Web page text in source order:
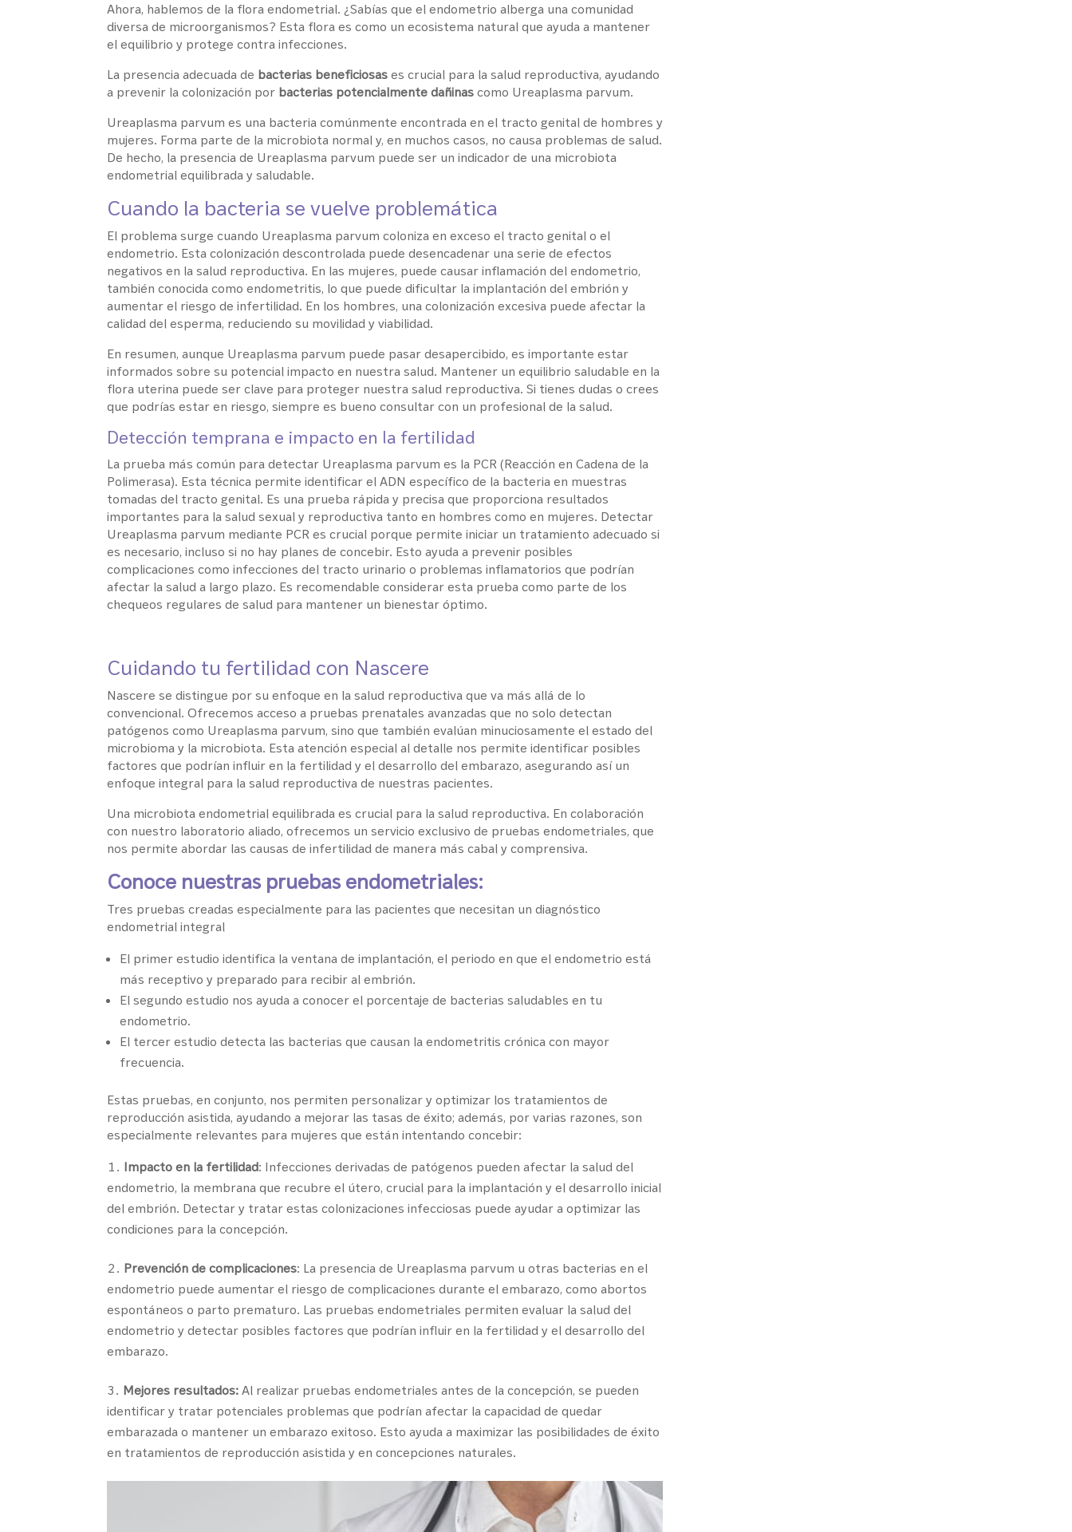
Ahora, hablemos de la flora endometrial. ¿Sabías que el endometrio alberga una comunidad
diversa de microorganismos? Esta flora es como un ecosistema natural que ayuda a mantener
el equilibrio y protege contra infecciones.
La presencia adecuada de bacterias beneficiosas es crucial para la salud reproductiva, ayudando
a prevenir la colonización por bacterias potencialmente dañinas como Ureaplasma parvum.
Ureaplasma parvum es una bacteria comúnmente encontrada en el tracto genital de hombres y
mujeres. Forma parte de la microbiota normal y, en muchos casos, no causa problemas de salud.
De hecho, la presencia de Ureaplasma parvum puede ser un indicador de una microbiota
endometrial equilibrada y saludable.
Cuando la bacteria se vuelve problemática
El problema surge cuando Ureaplasma parvum coloniza en exceso el tracto genital o el
endometrio. Esta colonización descontrolada puede desencadenar una serie de efectos
negativos en la salud reproductiva. En las mujeres, puede causar inflamación del endometrio,
también conocida como endometritis, lo que puede dificultar la implantación del embrión y
aumentar el riesgo de infertilidad. En los hombres, una colonización excesiva puede afectar la
calidad del esperma, reduciendo su movilidad y viabilidad.
En resumen, aunque Ureaplasma parvum puede pasar desapercibido, es importante estar
informados sobre su potencial impacto en nuestra salud. Mantener un equilibrio saludable en la
flora uterina puede ser clave para proteger nuestra salud reproductiva. Si tienes dudas o crees
que podrías estar en riesgo, siempre es bueno consultar con un profesional de la salud.
Detección temprana e impacto en la fertilidad
La prueba más común para detectar Ureaplasma parvum es la PCR (Reacción en Cadena de la
Polimerasa). Esta técnica permite identificar el ADN específico de la bacteria en muestras
tomadas del tracto genital. Es una prueba rápida y precisa que proporciona resultados
importantes para la salud sexual y reproductiva tanto en hombres como en mujeres. Detectar
Ureaplasma parvum mediante PCR es crucial porque permite iniciar un tratamiento adecuado si
es necesario, incluso si no hay planes de concebir. Esto ayuda a prevenir posibles
complicaciones como infecciones del tracto urinario o problemas inflamatorios que podrían
afectar la salud a largo plazo. Es recomendable considerar esta prueba como parte de los
chequeos regulares de salud para mantener un bienestar óptimo.
Cuidando tu fertilidad con Nascere
Nascere se distingue por su enfoque en la salud reproductiva que va más allá de lo
convencional. Ofrecemos acceso a pruebas prenatales avanzadas que no solo detectan
patógenos como Ureaplasma parvum, sino que también evalúan minuciosamente el estado del
microbioma y la microbiota. Esta atención especial al detalle nos permite identificar posibles
factores que podrían influir en la fertilidad y el desarrollo del embarazo, asegurando así un
enfoque integral para la salud reproductiva de nuestras pacientes.
Una microbiota endometrial equilibrada es crucial para la salud reproductiva. En colaboración
con nuestro laboratorio aliado, ofrecemos un servicio exclusivo de pruebas endometriales, que
nos permite abordar las causas de infertilidad de manera más cabal y comprensiva.
Conoce nuestras pruebas endometriales:
Tres pruebas creadas especialmente para las pacientes que necesitan un diagnóstico
endometrial integral
El primer estudio identifica la ventana de implantación, el periodo en que el endometrio está
más receptivo y preparado para recibir al embrión.
El segundo estudio nos ayuda a conocer el porcentaje de bacterias saludables en tu
endometrio.
El tercer estudio detecta las bacterias que causan la endometritis crónica con mayor
frecuencia.
Estas pruebas, en conjunto, nos permiten personalizar y optimizar los tratamientos de
reproducción asistida, ayudando a mejorar las tasas de éxito; además, por varias razones, son
especialmente relevantes para mujeres que están intentando concebir:
Impacto en la fertilidad: Infecciones derivadas de patógenos pueden afectar la salud del
endometrio, la membrana que recubre el útero, crucial para la implantación y el desarrollo inicial
del embrión. Detectar y tratar estas colonizaciones infecciosas puede ayudar a optimizar las
condiciones para la concepción.
Prevención de complicaciones: La presencia de Ureaplasma parvum u otras bacterias en el
endometrio puede aumentar el riesgo de complicaciones durante el embarazo, como abortos
espontáneos o parto prematuro. Las pruebas endometriales permiten evaluar la salud del
endometrio y detectar posibles factores que podrían influir en la fertilidad y el desarrollo del
embarazo.
Mejores resultados: Al realizar pruebas endometriales antes de la concepción, se pueden
identificar y tratar potenciales problemas que podrían afectar la capacidad de quedar
embarazada o mantener un embarazo exitoso. Esto ayuda a maximizar las posibilidades de éxito
en tratamientos de reproducción asistida y en concepciones naturales.